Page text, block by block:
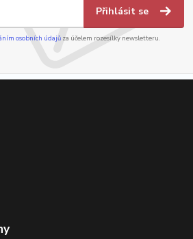
Přihlásit se
osobních údajůza účelem rozesílky newsletteru.